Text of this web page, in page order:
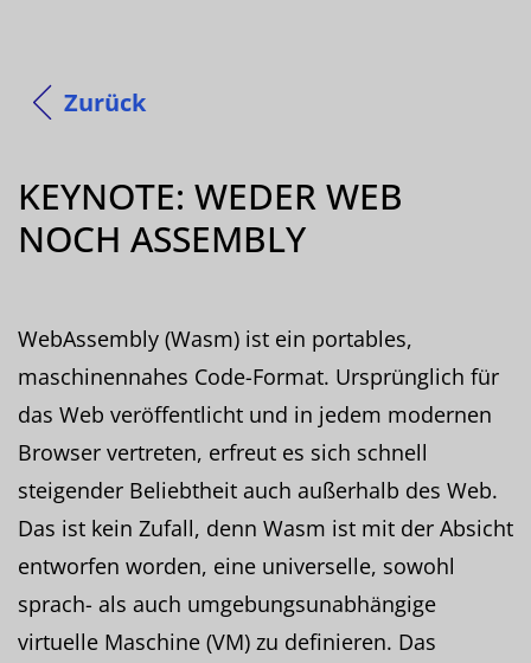
Zurück
KEYNOTE: WEDER WEB
NOCH ASSEMBLY
WebAssembly (Wasm) ist ein portables,
maschinennahes Code-Format. Ursprünglich für
das Web veröffentlicht und in jedem modernen
Browser vertreten, erfreut es sich schnell
steigender Beliebtheit auch außerhalb des Web.
Das ist kein Zufall, denn Wasm ist mit der Absicht
entworfen worden, eine universelle, sowohl
sprach- als auch umgebungsunabhängige
virtuelle Maschine (VM) zu definieren. Das